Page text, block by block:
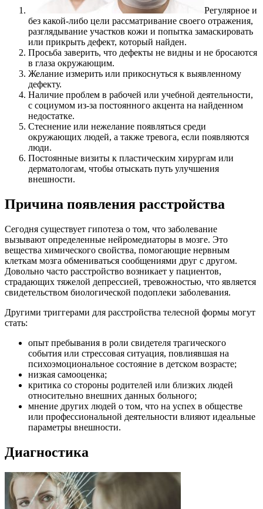
Регулярное и
без какой-либо цели рассматривание своего отражения,
разглядывание участков кожи и попытка замаскировать
или прикрыть дефект, который найден.
Просьба заверить, что дефекты не видны и не бросаются
в глаза окружающим.
Желание измерить или прикоснуться к выявленному
дефекту.
Наличие проблем в рабочей или учебной деятельности,
с социумом из-за постоянного акцента на найденном
недостатке.
Стеснение или нежелание появляться среди
окружающих людей, а также тревога, если появляются
люди.
Постоянные визиты к пластическим хирургам или
дерматологам, чтобы отыскать путь улучшения
внешности.
Причина появления расстройства
Сегодня существует гипотеза о том, что заболевание
вызывают определенные нейромедиаторы в мозге. Это
вещества химического свойства, помогающие нервным
клеткам мозга обмениваться сообщениями друг с другом.
Довольно часто расстройство возникает у пациентов,
страдающих тяжелой депрессией, тревожностью, что является
свидетельством биологической подоплеки заболевания.
Другими триггерами для расстройства телесной формы могут
стать:
опыт пребывания в роли свидетеля трагического
события или стрессовая ситуация, повлиявшая на
психоэмоциональное состояние в детском возрасте;
низкая самооценка;
критика со стороны родителей или близких людей
относительно внешних данных больного;
мнение других людей о том, что на успех в обществе
или профессиональной деятельности влияют идеальные
параметры внешности.
Диагностика